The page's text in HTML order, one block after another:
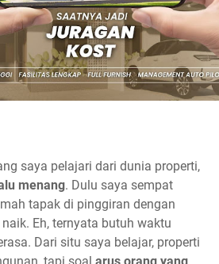
saya pelajari dari dunia properti,
menang. Dulu saya sempat
tapak di pinggiran dengan
Eh, ternyata butuh waktu
Dari situ saya belajar, properti